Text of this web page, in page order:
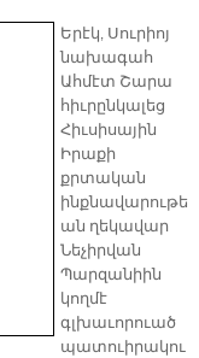
Երէկ, Սուրիոյ
նախագահ
Ահմէտ Շարա
հիւրընկալեց
Հիւսիսային
Իրաքի
քրտական
ինքնավարութե
ան ղեկավար
Նեչիրվան
Պարզանիին
կողմէ
գլխաւորուած
պատուիրակու